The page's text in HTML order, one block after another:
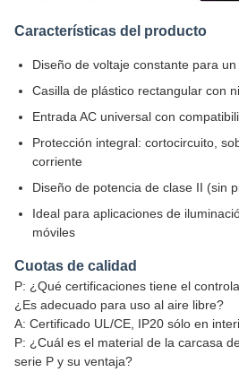
Características del producto
Diseño de voltaje constante para
Casilla de plástico rectangular con
Entrada AC universal con
Protección integral: cortocircuito,
corriente
Diseño de potencia de clase II (sin
Ideal para aplicaciones de
móviles
Cuotas de calidad
P: ¿Qué certificaciones tiene el
¿Es adecuado para uso al aire libre?
A: Certificado UL/CE, IP20 sólo en
P: ¿Cuál es el material de la carcasa
serie P y su ventaja?